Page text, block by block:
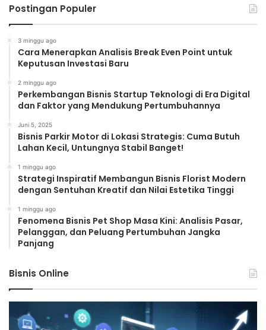
Postingan Populer
3 minggu ago
Cara Menerapkan Analisis Break Even Point untuk
Keputusan Investasi Baru
2 minggu ago
Perkembangan Bisnis Startup Teknologi di Era Digital
dan Faktor yang Mendukung Pertumbuhannya
Juni 5, 2025
Bisnis Parkir Motor di Lokasi Strategis: Cuma Butuh
Lahan Kecil, Untungnya Stabil Banget!
1 minggu ago
Strategi Inspiratif Membangun Bisnis Florist Modern
dengan Sentuhan Kreatif dan Nilai Estetika Tinggi
1 minggu ago
Fenomena Bisnis Pet Shop Masa Kini: Analisis Pasar,
Pelanggan, dan Peluang Pertumbuhan Jangka
Panjang
Bisnis Online